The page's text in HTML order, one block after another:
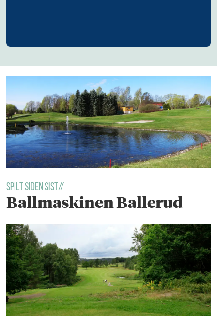
Spilt siden sist//
Ballmaskinen Ballerud